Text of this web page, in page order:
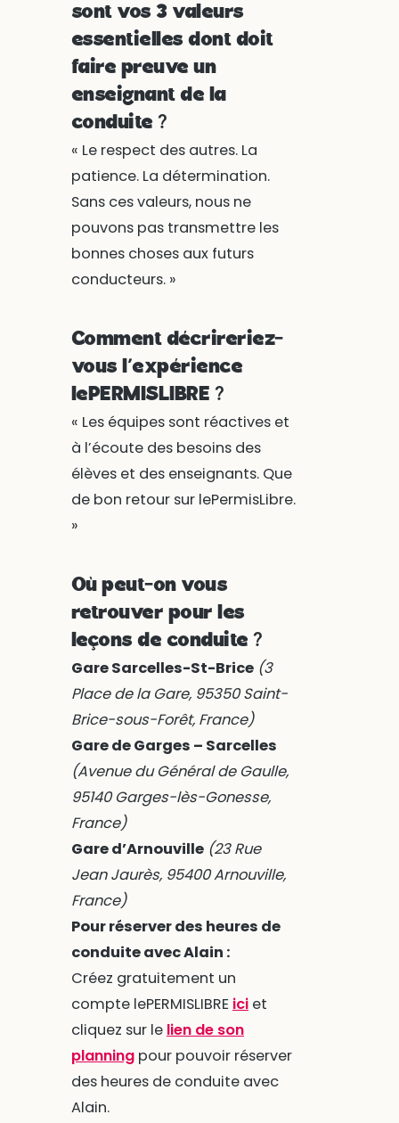
sont vos 3 valeurs
essentielles dont doit
faire preuve un
enseignant de la
conduite ?
« Le respect des autres. La
patience. La détermination.
Sans ces valeurs, nous ne
pouvons pas transmettre les
bonnes choses aux futurs
conducteurs. »
Comment décrireriez-
vous l’expérience
lePERMISLIBRE ?
« Les équipes sont réactives et
à l’écoute des besoins des
élèves et des enseignants. Que
de bon retour sur lePermisLibre.
»
Où peut-on vous
retrouver pour les
leçons de conduite ?
Gare Sarcelles-St-Brice (3
Place de la Gare, 95350 Saint-
Brice-sous-Forêt, France)
Gare de Garges – Sarcelles
(Avenue du Général de Gaulle,
95140 Garges-lès-Gonesse,
France)
Gare d’Arnouville (23 Rue
Jean Jaurès, 95400 Arnouville,
France)
Pour réserver des heures de
conduite avec Alain :
Créez gratuitement un
compte lePERMISLIBRE iciet
cliquez sur le lien de son
planningpour pouvoir réserver
des heures de conduite avec
Alain.